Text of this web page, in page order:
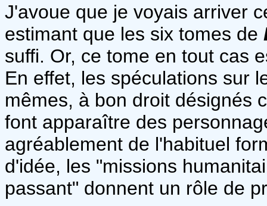
J'avoue que je voyais arriver
estimant que les six tomes de
suffi. Or, ce tome en tout cas
En effet, les spéculations sur
mêmes, à bon droit désignés
font apparaître des
agréablement de l'habituel
d'idée, les "missions
passant" donnent un rôle de